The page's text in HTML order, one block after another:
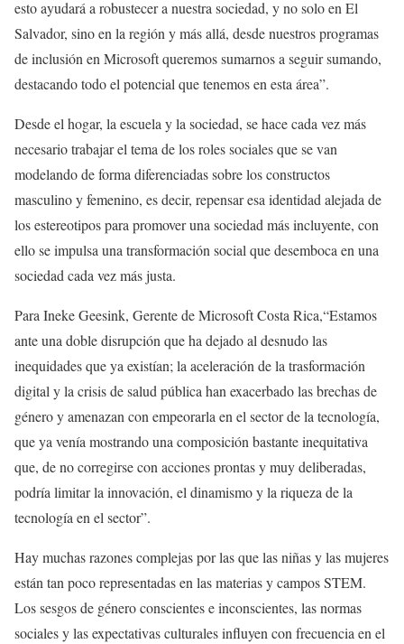
esto ayudará a robustecer a nuestra sociedad, y no solo en El
Salvador, sino en la región y más allá, desde nuestros programas
de inclusión en Microsoft queremos sumarnos a seguir sumando,
destacando todo el potencial que tenemos en esta área”.
Desde el hogar, la escuela y la sociedad, se hace cada vez más
necesario trabajar el tema de los roles sociales que se van
modelando de forma diferenciadas sobre los constructos
masculino y femenino, es decir, repensar esa identidad alejada de
los estereotipos para promover una sociedad más incluyente, con
ello se impulsa una transformación social que desemboca en una
sociedad cada vez más justa.
Para Ineke Geesink, Gerente de Microsoft Costa Rica,“Estamos
ante una doble disrupción que ha dejado al desnudo las
inequidades que ya existían; la aceleración de la trasformación
digital y la crisis de salud pública han exacerbado las brechas de
género y amenazan con empeorarla en el sector de la tecnología,
que ya venía mostrando una composición bastante inequitativa
que, de no corregirse con acciones prontas y muy deliberadas,
podría limitar la innovación, el dinamismo y la riqueza de la
tecnología en el sector”.
Hay muchas razones complejas por las que las niñas y las mujeres
están tan poco representadas en las materias y campos STEM.
Los sesgos de género conscientes e inconscientes, las normas
sociales y las expectativas culturales influyen con frecuencia en el